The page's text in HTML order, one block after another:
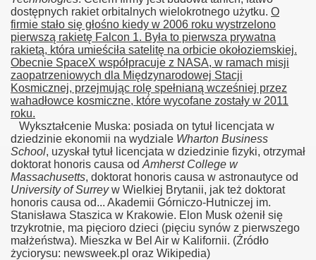
dostępnych rakiet orbitalnych wielokrotnego użytku. O
firmie stało się głośno kiedy w 2006 roku wystrzelono
pierwszą rakietę Falcon 1. Była to pierwsza prywatna
rakietą, która umieściła satelitę na orbicie okołoziemskiej.
Obecnie SpaceX współpracuje z NASA, w ramach misji
zaopatrzeniowych dla Międzynarodowej Stacji
Kosmicznej, przejmując rolę spełnianą wcześniej przez
wahadłowce kosmiczne, które wycofane zostały w 2011
roku.
Wykształcenie Muska: posiada on tytuł licencjata w
dziedzinie ekonomii na wydziale Wharton Business
School, uzyskał tytuł licencjata w dziedzinie fizyki, otrzymał
doktorat honoris causa od Amherst College w
Massachusetts, doktorat honoris causa w astronautyce od
University of Surreyw Wielkiej Brytanii, jak też doktorat
honoris causa od... Akademii Górniczo-Hutniczej im.
Stanisława Staszica w Krakowie. Elon Musk ożenił się
trzykrotnie, ma pięcioro dzieci (pięciu synów z pierwszego
małżeństwa). Mieszka w Bel Air w Kalifornii. (Źródło
życiorysu: newsweek.pl oraz Wikipedia)